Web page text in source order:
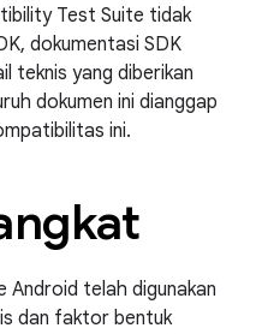
Test Suite tidak
dokumentasi SDK
teknis yang diberikan
dokumen ini dianggap
ini.
Android telah digunakan
dan faktor bentuk